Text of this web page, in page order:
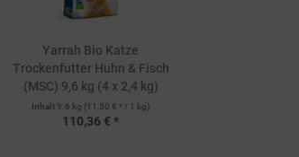
Yarrah Bio Katze
Trockenfutter Huhn & Fisch
(MSC) 9,6 kg (4 x 2,4 kg)
Inhalt 9.6 kg (11,50 € * / 1 kg)
110,36 € *